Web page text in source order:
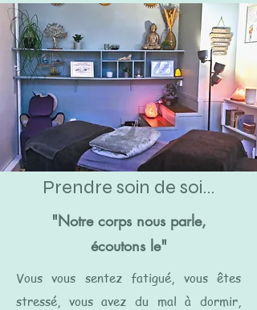
Prendre soin de soi...
"Notre corps nous parle,
écoutons le"
Vous vous sentez fatigué, vous êtes
stressé, vous avez du mal à dormir,